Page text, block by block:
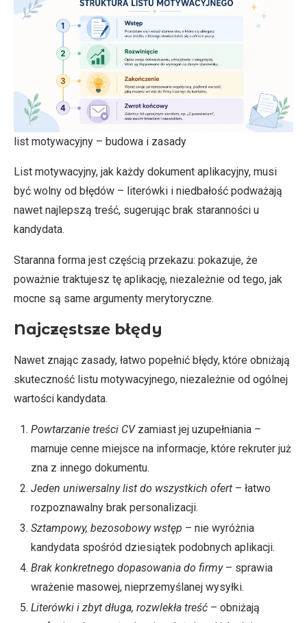
list motywacyjny – budowa i zasady
List motywacyjny, jak każdy dokument aplikacyjny, musi
być wolny od błędów – literówki i niedbałość podważają
nawet najlepszą treść, sugerując brak staranności u
kandydata.
Staranna forma jest częścią przekazu: pokazuje, że
poważnie traktujesz tę aplikację, niezależnie od tego, jak
mocne są same argumenty merytoryczne.
Najczęstsze błędy
Nawet znając zasady, łatwo popełnić błędy, które obniżają
skuteczność listu motywacyjnego, niezależnie od ogólnej
wartości kandydata.
Powtarzanie treści CVzamiast jej uzupełniania –
marnuje cenne miejsce na informacje, które rekruter już
zna z innego dokumentu.
Jeden uniwersalny list do wszystkich ofert – łatwo
rozpoznawalny brak personalizacji.
Sztampowy, bezosobowy wstęp – nie wyróżnia
kandydata spośród dziesiątek podobnych aplikacji.
Brak konkretnego dopasowania do firmy– sprawia
wrażenie masowej, nieprzemyślanej wysyłki.
Literówki i zbyt długa, rozwlekła treść – obniżają